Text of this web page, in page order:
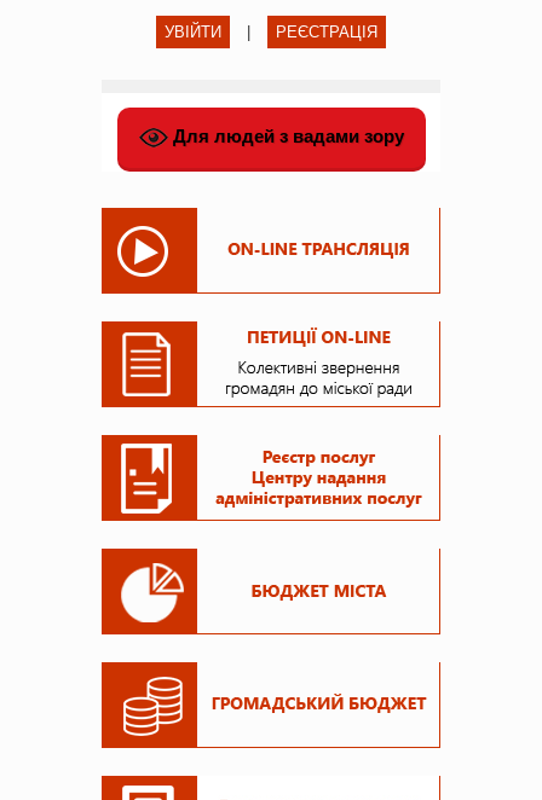
УВІЙТИ РЕЄСТРАЦІЯ
Для людей з вадами зору